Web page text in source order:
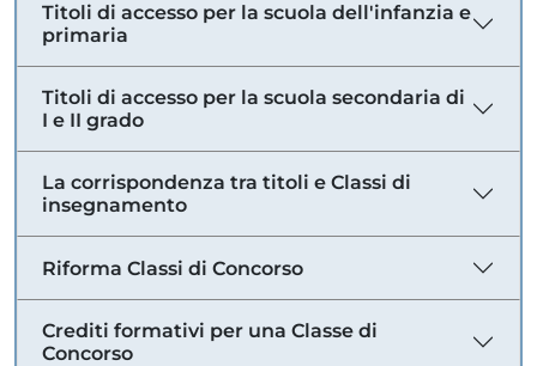
Titoli di accesso per la scuola dell'infanzia e
primaria
Titoli di accesso per la scuola secondaria di
I e II grado
La corrispondenza tra titoli e Classi di
insegnamento
Riforma Classi di Concorso
Crediti formativi per una Classe di
Concorso